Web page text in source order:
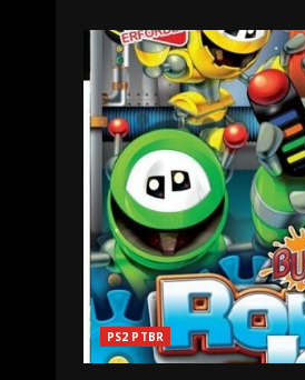
PS2 PTBR